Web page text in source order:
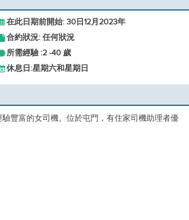
在此日期前開始: 30日12月2023年
合約狀況: 任何狀況
所需經驗 :2 -40 歲
休息日:星期六和星期日
豐富的女司機。位於屯門，有住家司機助理者優